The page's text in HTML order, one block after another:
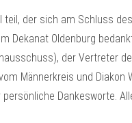
der sich am Schluss
Dekanat Oldenburg
der Vertreter
Männerkreis und Diakon
Dankesworte.